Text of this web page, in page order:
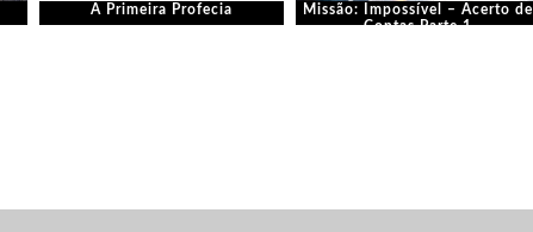
A Primeira Profecia
Missão: Impossível – Acerto de
Contas Parte 1